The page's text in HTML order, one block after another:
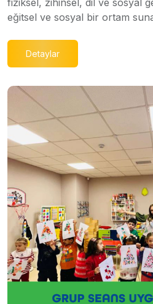
fiziksel, zihinsel, dil ve sosyal
eğitsel ve sosyal bir ortam
Detaylar